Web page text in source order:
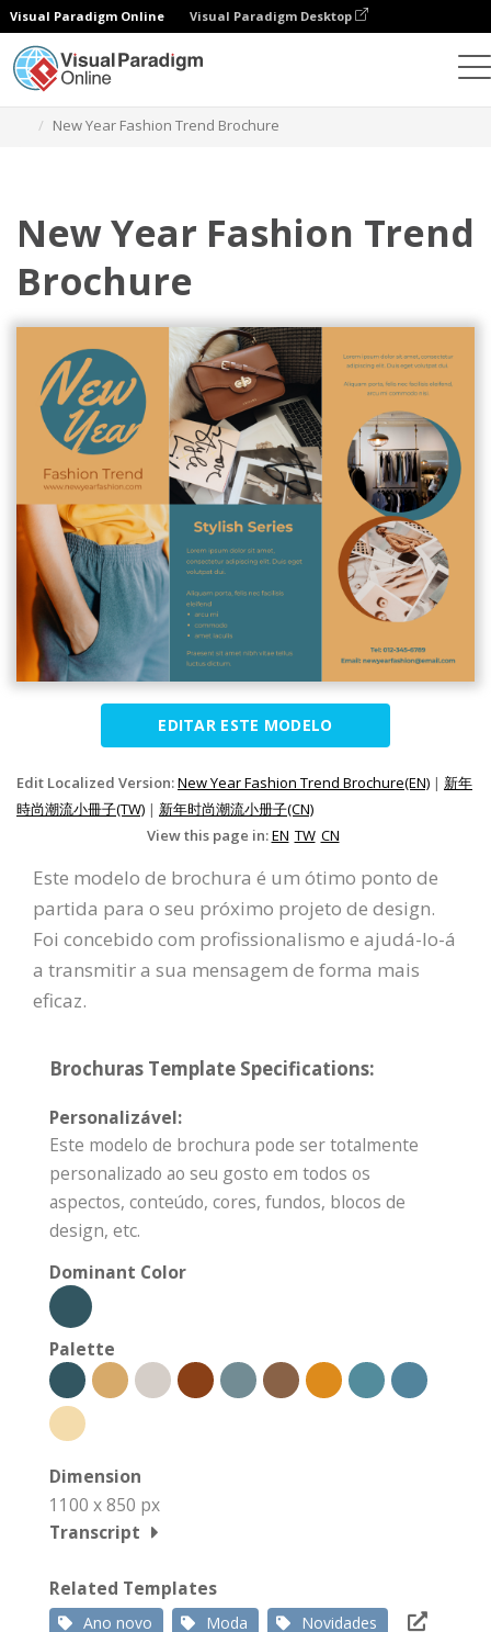
Visual Paradigm Online Visual Paradigm Desktop
New Year Fashion Trend Brochure
New Year Fashion Trend
Brochure
EDITAR ESTE MODELO
Edit Localized Version:New Year Fashion Trend Brochure(EN) | 新年
時尚潮流小冊子(TW) | 新年时尚潮流小册子(CN)
View this page in:EN TW CN
Este modelo de brochura é um ótimo ponto de
partida para o seu próximo projeto de design.
Foi concebido com profissionalismo e ajudá-lo-á
a transmitir a sua mensagem de forma mais
eficaz.
Brochuras Template Specifications:
Personalizável:
Este modelo de brochura pode ser totalmente
personalizado ao seu gosto em todos os
aspectos, conteúdo, cores, fundos, blocos de
design, etc.
Dominant Color
Palette
Dimension
1100 x 850 px
Transcript
Related Templates
Ano novo Moda Novidades